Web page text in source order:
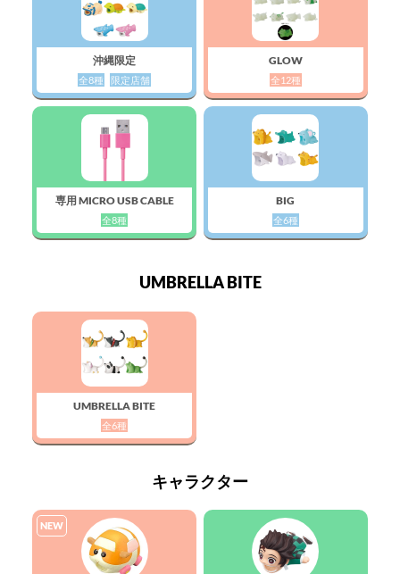
沖縄限定
全8種 限定店舗
GLOW
全12種
専用 MICRO USB CABLE
全8種
BIG
全6種
UMBRELLA BITE
UMBRELLA BITE
全6種
キャラクター
NEW